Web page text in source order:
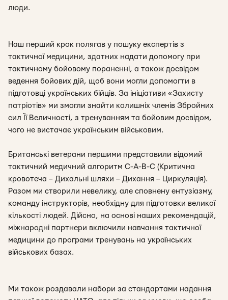
люди.
Наш перший крок полягав у пошуку експертів з
тактичної медицини, здатних надати допомогу при
тактичному бойовому пораненні, а також досвідом
ведення бойових дій, щоб вони могли допомогти в
підготовці українських бійців. За ініціативи «Захисту
патріотів» ми змогли знайти колишніх членів Збройних
сил Її Величності, з тренуванням та бойовим досвідом,
чого не вистачає українським військовим.
Британські ветерани першими представили відомий
тактичний медичний алгоритм C-A-B-C (Критична
кровотеча – Дихальні шляхи – Дихання – Циркуляція).
Разом ми створили невелику, але сповнену ентузіазму,
команду інструкторів, необхідну для підготовки великої
кількості людей. Дійсно, на основі наших рекомендацій,
міжнародні партнери включили навчання тактичної
медицини до програми тренувань на українських
військових базах.
Ми також роздавали набори за стандартами надання